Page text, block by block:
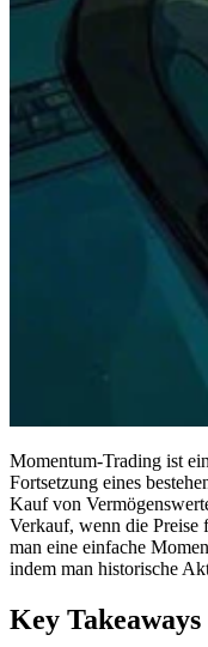
Momentum-Trading ist
Fortsetzung eines
Kauf von
Verkauf, wenn die
man eine einfache
indem man historische
Key Takeaways